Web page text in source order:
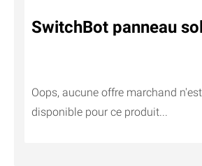
SwitchBot panneau
Oops, aucune offre marchand
disponible pour ce produit...